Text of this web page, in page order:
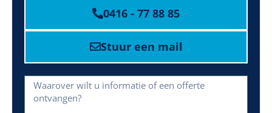
0416 - 77 88 85
Stuur een mail